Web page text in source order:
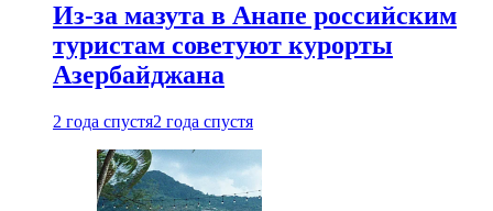
Из-за мазута в Анапе российским
туристам советуют курорты
Азербайджана
2 года спустя2 года спустя